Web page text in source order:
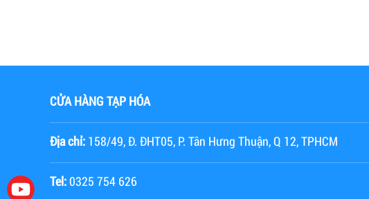
CỬA HÀNG TẠP HÓA
Địa chỉ: 158/49, Đ. ĐHT05, P. Tân Hưng Thuận, Q 12, TPHCM
Tel:0325 754 626